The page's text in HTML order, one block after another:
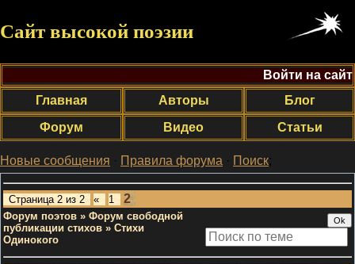
Сайт высокой поэзии
Войти на сайт
Главная
Авторы
Блог
Форум
Видео Статьи
Новые сообщения · Правила форума · Поиск;
Страница 2 из 2 « 1 2
Форум поэтов » Форум свободной
публикации стихов » Стихи
Одинокого